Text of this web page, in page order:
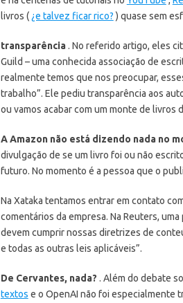
livros ( ¿e talvez ficar rico? ) quase sem
transparência. No referido artigo, eles
Guild – uma conhecida associação de
realmente temos que nos preocupar,
trabalho”. Ele pediu transparência aos
ou vamos acabar com um monte de livros
A Amazon não está dizendo nada no
divulgação de se um livro foi ou não
futuro. No momento é a pessoa que o
Na Xataka tentamos entrar em contato
comentários da empresa. Na Reuters,
devem cumprir nossas diretrizes de
e todas as outras leis aplicáveis”.
De Cervantes, nada? . Além do debate
textos e o OpenAI não foi especialmente